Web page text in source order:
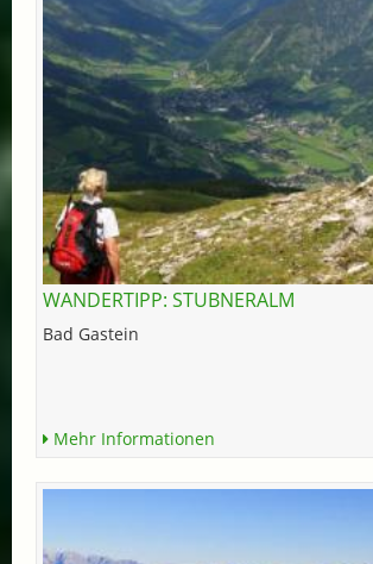
WANDERTIPP: STUBNERALM
Bad Gastein
Mehr Informationen